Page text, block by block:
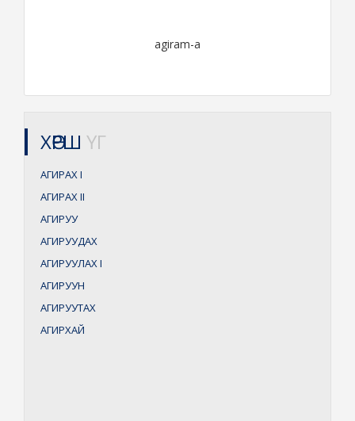
agiram-a
ХӨРШ ҮГ
АГИРАХI
АГИРАХII
АГИРУУ
АГИРУУДАХ
АГИРУУЛАХI
АГИРУУН
АГИРУУТАХ
АГИРХАЙ